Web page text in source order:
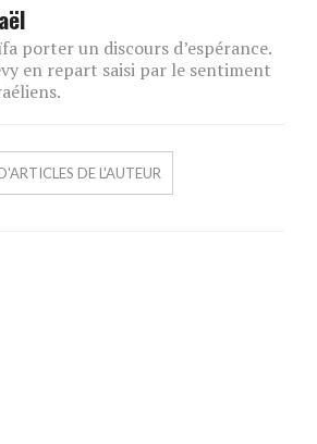
porter un discours d’espérance.
en repart saisi par le sentiment
DE L'AUTEUR